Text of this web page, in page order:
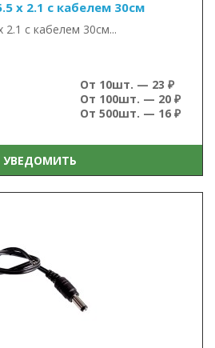
х 2.1 с кабелем 30см
с кабелем 30см...
От 10шт. — 23 ₽
От 100шт. — 20 ₽
От 500шт. — 16 ₽
УВЕДОМИТЬ